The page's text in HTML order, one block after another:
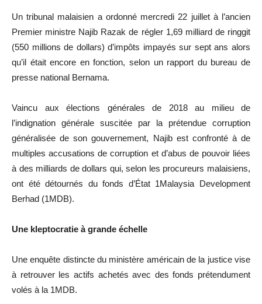
Un tribunal malaisien a ordonné mercredi 22 juillet à l’ancien
Premier ministre Najib Razak de régler 1,69 milliardde ringgit
(550 millions de dollars) d’impôts impayés sur sept ans alors
qu’il était encore en fonction, selon un rapport du bureau de
presse national Bernama.
Vaincu aux élections générales de 2018 au milieu de
l’indignation générale suscitée par la prétendue corruption
généralisée de son gouvernement, Najib est confronté à de
multiples accusations de corruption et d’abus de pouvoir liées
à des milliards de dollars qui, selon les procureurs malaisiens,
ont été détournés du fonds d’État 1Malaysia Development
Berhad (1MDB).
Une kleptocratie à grande échelle
Une enquête distincte du ministère américain de la justice vise
à retrouver les actifs achetés avec des fonds prétendument
volés à la 1MDB.